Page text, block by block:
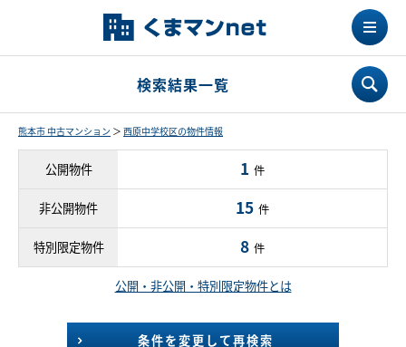
検索結果一覧
熊本市 中古マンション ＞ 西原中学校区の物件情報
公開物件 1 件
非公開物件 15 件
特別限定物件 8 件
公開・非公開・特別限定物件とは
条件を変更して再検索